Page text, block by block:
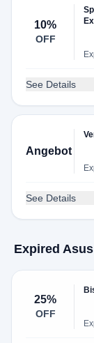
10%
OFF
See Details
Angebot
See Details
Expired
25%
OFF